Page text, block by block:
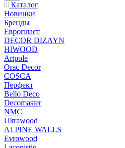
Каталог
Новинки
Бренды
Европласт
DECOR DIZAYN
HIWOOD
Artpole
Orac Decor
COSCA
Перфект
Bello Deco
Decomaster
NMС
Ultrawood
ALPINE WALLS
Evrowood